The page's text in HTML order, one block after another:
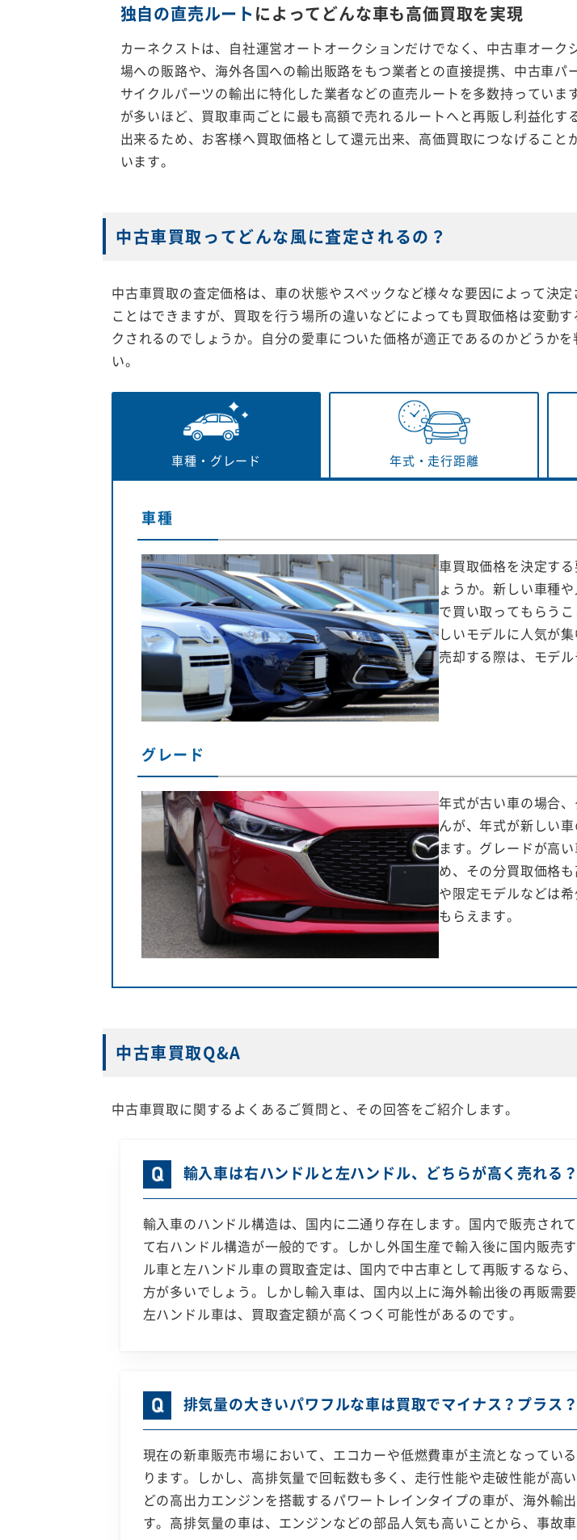
独自の直売ルートによってどんな車も高価買取を実現
カーネクストは、自社運営オートオークションだけでなく、中古車オーク
場への販路や、海外各国への輸出販路をもつ業者との直接提携、中古車パ
サイクルパーツの輸出に特化した業者などの直売ルートを多数持っていま
が多いほど、買取車両ごとに最も高額で売れるルートへと再販し利益化す
出来るため、お客様へ買取価格として還元出来、高価買取につなげること
います。
中古車買取ってどんな風に査定されるの？
中古車買取の査定価格は、車の状態やスペックなど様々な要因によって決
ことはできますが、買取を行う場所の違いなどによっても買取価格は変動
クされるのでしょうか。自分の愛車についた価格が適正であるのかどうか
い。
車種・ グレード 年式・ 走行距離
車種
車買取価格を決定す
ょうか。新しい車種
で買い取ってもらう
しいモデルに人気が
売却する際は、モデ
グレード
年式が古い車の場合
んが、年式が新しい
ます。グレードが高
め、その分買取価格
や限定モデルなどは
もらえます。
中古車買取Q&A
中古車買取に関するよくあるご質問と、その回答をご紹介します。
輸入車は右ハンドルと左ハンドル、どちらが高く売れる？
輸入車のハンドル構造は、国内に二通り存在します。国内で販売され
て右ハンドル構造が一般的です。しかし外国生産で輸入後に国内販売
ル車と左ハンドル車の買取査定は、国内で中古車として再販するなら
方が多いでしょう。しかし輸入車は、国内以上に海外輸出後の再販需
左ハンドル車は、買取査定額が高くつく可能性があるのです。
排気量の大きいパワフルな車は買取でマイナス？プラス？
現在の新車販売市場において、エコカーや低燃費車が主流となってい
ります。しかし、高排気量で回転数も多く、走行性能や走破性能が
どの高出力エンジンを搭載するパワートレインタイプの車が、海外輸
す。高排気量の車は、エンジンなどの部品人気も高いことから、事故